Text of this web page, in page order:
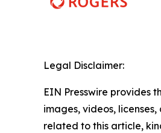
Legal Disclaimer:
EIN Presswire provides
images, videos,
related to this article,